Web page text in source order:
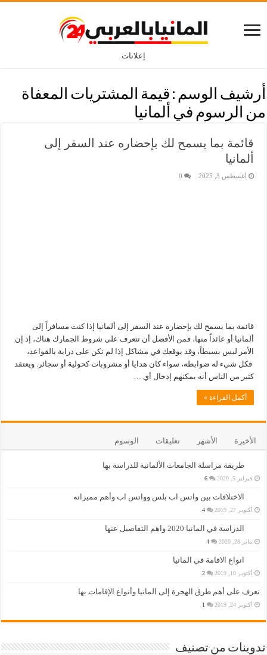
إعلانات
أرشيف الوسم : قيمة المشتريات المعفاة
من الرسوم في ألمانيا
قائمة بما يسمح لك بإحضاره عند السفر إلى
ألمانيا
أغسطس 3, 2025 0
قائمة بما يسمح لك بإحضاره عند السفر إلى ألمانيا إذا كنت مسافراً إلى
ألمانيا أو عائداً منها، فمن الأفضل أن تتعرف على شروط الجمارك هناك، إذ إن
الأمر ليس بسيطاً، وقد يوقعك في مشاكل إذا لم تكن على دراية بالقواعد،
فكل شيء له ضوابطه، سواء كان هدايا أو مشروبات كحولية أو سجائر. ويعتقد
كثير من الناس أنه يمكنهم إدخال أي …
أكمل القراءة »
الأخيرة الأشهر تعليقات الوسوم
طريقة مراسلة الجامعات الألمانية للدراسة بها
فبراير 5, 2020 6
الاختلافات بين واتس اب بلس وواتس اب وأهم مميزاته
أكتوبر 27, 2019 4
الدراسة في المانيا 2020 واهم التفاصيل عنها
يناير 28, 2020 4
انواع الاقامة في المانيا
أكتوبر 10, 2019 2
تعرف على أهم طرق الهجرة إلى المانيا وأنواع الإقامات بها
أكتوبر 24, 2019 1
تدوينات من تصنيف